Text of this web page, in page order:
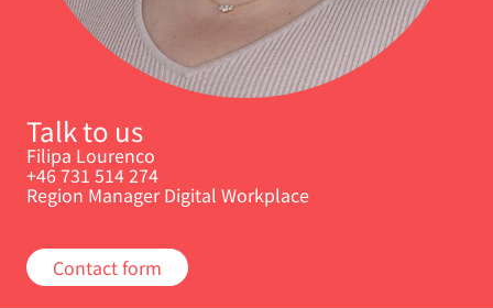
Talk to us
Filipa Lourenco
+46 731 514 274
Region Manager Digital Workplace
Contact form